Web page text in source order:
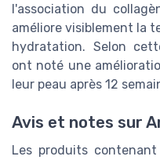
l'association du
améliore visiblement la
hydratation. Selon
ont noté une
leur peau après 12
Avis et notes sur
Les produits